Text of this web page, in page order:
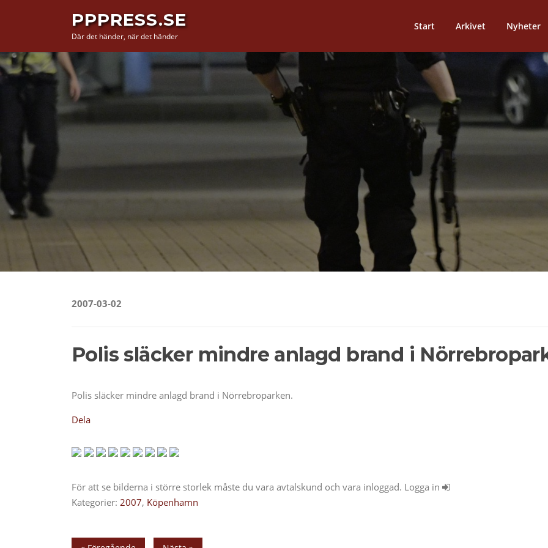
PPPRESS.SE
Där det händer, när det händer
Start Arkivet Nyheter
2007-03-02
Polis släcker mindre anlagd brand i
Polis släcker mindre anlagd brand i Nörrebroparken.
Dela
För att se bilderna i större storlek måste du vara avtalskund och vara inloggad. Logga in
Kategorier: 2007, Köpenhamn